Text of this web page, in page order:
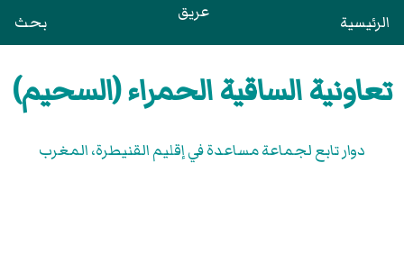
الرئيسية عريق بحث
تعاونية الساقية الحمراء (السحيم)
دوار تابع لجماعة مساعدة في إقليم القنيطرة، المغرب